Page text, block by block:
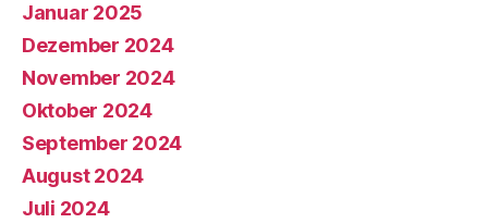
Januar 2025
Dezember 2024
November 2024
Oktober 2024
September 2024
August 2024
Juli 2024